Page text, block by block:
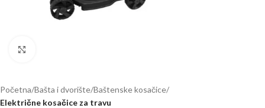
Početna Bašta i dvorište Baštenske kosačice
Električne kosačice za travu